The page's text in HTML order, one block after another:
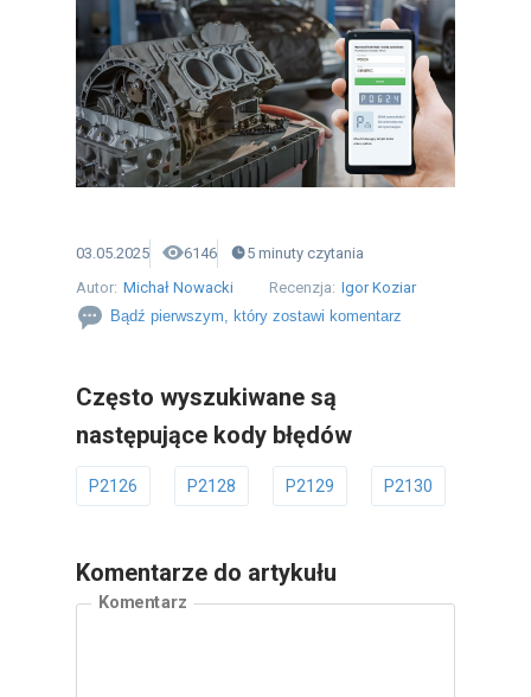
03.05.2025 6146 5 minuty czytania
Autor: Michał Nowacki Recenzja: Igor Koziar
Bądź pierwszym, który zostawi komentarz
Często wyszukiwane są
następujące kody błędów
P2126 P2128 P2129 P2130
Komentarze do artykułu
Komentarz